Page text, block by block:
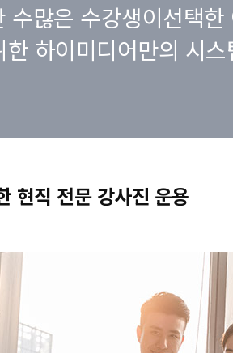
수많은 수강생이선택한
한 하이미디어만의 시
현직 전문 강사진 운용